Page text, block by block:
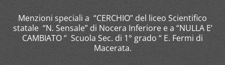
Menzioni speciali a “CERCHIO” del liceo Scientifico
statale “N. Sensale” di Nocera Inferiore e a “NULLA E’
CAMBIATO “ Scuola Sec. di 1° grado “ E. Fermi di
Macerata.